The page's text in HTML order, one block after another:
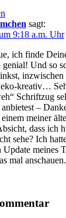
sagt:
9:18 a.m. Uhr
ich finde
Und so
kreativ…
Schriftzug
–
meiner
dass ich
sehe? Ich
Update meines
mal